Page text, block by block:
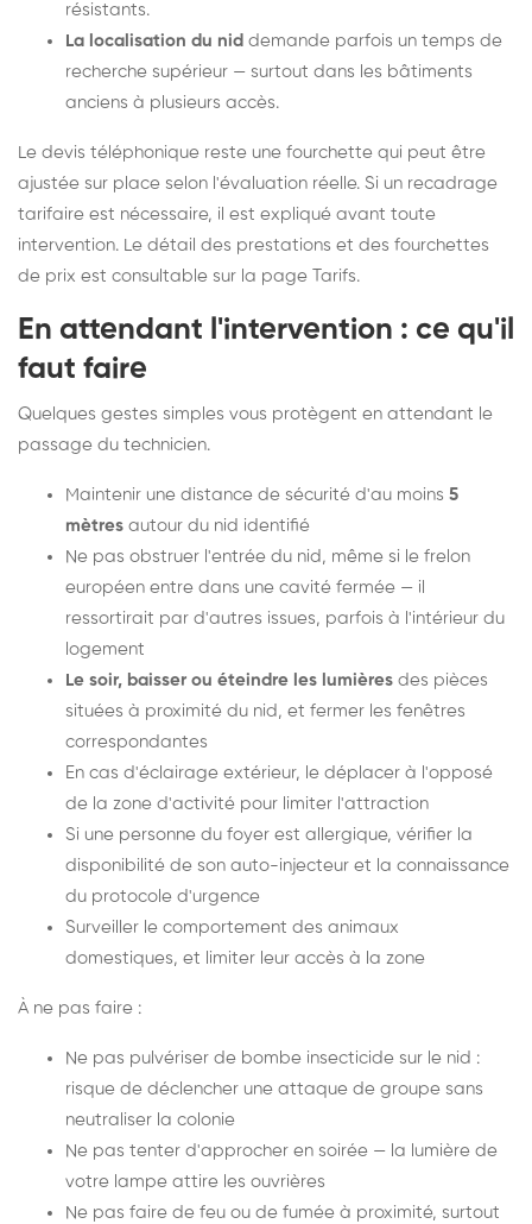
résistants.
La localisation du nid demande parfois un temps de
recherche supérieur — surtout dans les bâtiments
anciens à plusieurs accès.
Le devis téléphonique reste une fourchette qui peut être
ajustée sur place selon l'évaluation réelle. Si un recadrage
tarifaire est nécessaire, il est expliqué avant toute
intervention. Le détail des prestations et des fourchettes
de prix est consultable sur la page Tarifs.
En attendant l'intervention : ce qu'il
faut faire
Quelques gestes simples vous protègent en attendant le
passage du technicien.
Maintenir une distance de sécurité d'au moins 5
mètres autour du nid identifié
Ne pas obstruer l'entrée du nid, même si le frelon
européen entre dans une cavité fermée — il
ressortirait par d'autres issues, parfois à l'intérieur du
logement
Le soir, baisser ou éteindre les lumières des pièces
situées à proximité du nid, et fermer les fenêtres
correspondantes
En cas d'éclairage extérieur, le déplacer à l'opposé
de la zone d'activité pour limiter l'attraction
Si une personne du foyer est allergique, vérifier la
disponibilité de son auto-injecteur et la connaissance
du protocole d'urgence
Surveiller le comportement des animaux
domestiques, et limiter leur accès à la zone
À ne pas faire :
Ne pas pulvériser de bombe insecticide sur le nid :
risque de déclencher une attaque de groupe sans
neutraliser la colonie
Ne pas tenter d'approcher en soirée — la lumière de
votre lampe attire les ouvrières
Ne pas faire de feu ou de fumée à proximité, surtout